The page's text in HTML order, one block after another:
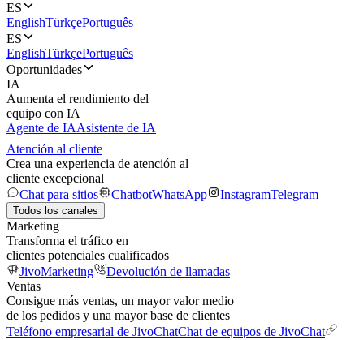
ES
EnglishTürkçePortuguês
ES
EnglishTürkçePortuguês
Oportunidades
IA
Aumenta el rendimiento del
equipo con IA
Agente de IAAsistente de IA
Atención al cliente
Crea una experiencia de atención al
cliente excepcional
Chat para sitios
ChatbotWhatsApp InstagramTelegram
Todos los canales
Marketing
Transforma el tráfico en
clientes potenciales cualificados
JivoMarketing
Devolución de llamadas
Ventas
Consigue más ventas, un mayor valor medio
de los pedidos y una mayor base de clientes
Teléfono empresarial de JivoChatChat de equipos de JivoChat